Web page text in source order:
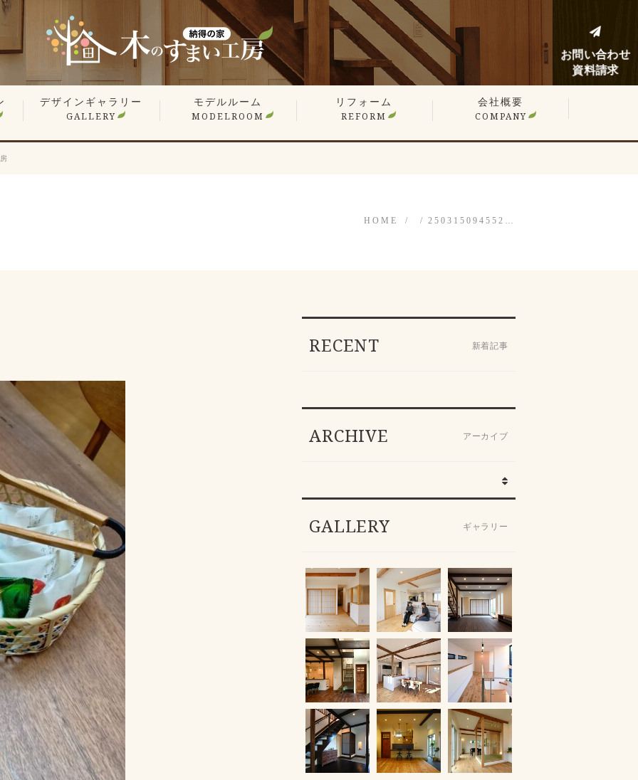
デザインギャラリー
GALLERY
住宅 施工事例
商業施設 施工事例
YouTube
オーナー様のお住まい拝見
平屋特集
こだわりの間取り
モデルルーム
MODELROOM
リフォーム
REFORM
戸建てリフォーム
マンションリフォーム
リフォーム施工事例
リフォームノウハウブログ
会社概要
COMPANY
HOME 250315094552…
RECENT 新着記事
ARCHIVE アーカイブ
GALLERY ギャラリー
お問い合わせ
資料請求